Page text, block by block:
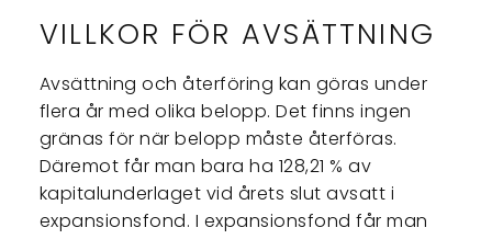
VILLKOR FÖR AVSÄTTNING
Avsättning och återföring kan göras under
flera år med olika belopp. Det finns ingen
gränas för när belopp måste återföras.
Däremot får man bara ha 128,21 % av
kapitalunderlaget vid årets slut avsatt i
expansionsfond. I expansionsfond får man